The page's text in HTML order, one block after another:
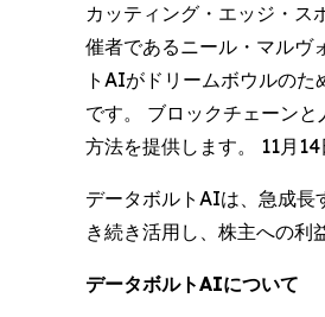
カッティング・エッジ・
催者であるニール・マルヴ
トAIがドリームボウルの
です。 ブロックチェーン
方法を提供します。 11月
データボルトAIは、急成長
き続き活用し、株主への利
データボルトAIについて